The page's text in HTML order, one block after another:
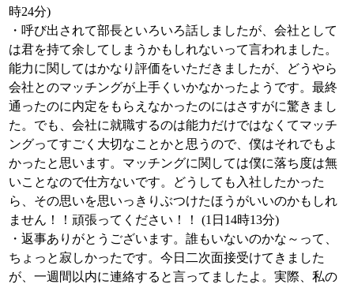
時24分)
・呼び出されて部長といろいろ話しましたが、会社として
は君を持て余してしまうかもしれないって言われました。
能力に関してはかなり評価をいただきましたが、どうやら
会社とのマッチングが上手くいかなかったようです。最終
通ったのに内定をもらえなかったのにはさすがに驚きまし
た。でも、会社に就職するのは能力だけではなくてマッチ
ングってすごく大切なことかと思うので、僕はそれでもよ
かったと思います。マッチングに関しては僕に落ち度は無
いことなので仕方ないです。どうしても入社したかった
ら、その思いを思いっきりぶつけたほうがいいのかもしれ
ません！！頑張ってください！！ (1日14時13分)
・返事ありがとうございます。誰もいないのかな～って、
ちょっと寂しかったです。今日二次面接受けてきました
が、一週間以内に連絡すると言ってましたよ。実際、私の